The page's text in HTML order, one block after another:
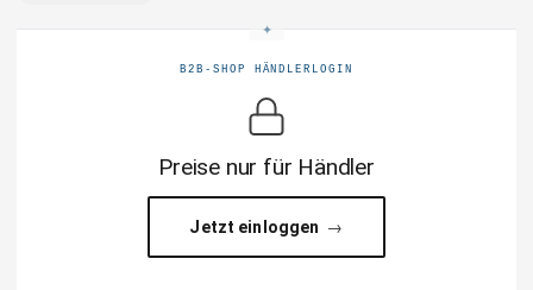
B2B-SHOP HÄNDLERLOGIN
Preise nur für Händler
Jetzt einloggen